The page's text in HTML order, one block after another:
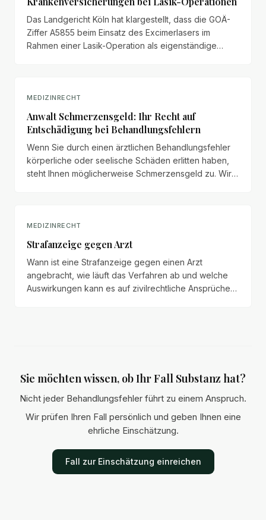
Das Landgericht Köln hat klargestellt, dass die GOÄ-
Ziffer A5855 beim Einsatz des Excimerlasers im
Rahmen einer Lasik-Operation als eigenständige
MEDIZINRECHT
Anwalt Schmerzensgeld: Ihr Recht auf
Entschädigung bei Behandlungsfehlern
Wenn Sie durch einen ärztlichen Behandlungsfehler
körperliche oder seelische Schäden erlitten haben,
steht Ihnen möglicherweise Schmerzensgeld zu. Wir
MEDIZINRECHT
Strafanzeige gegen Arzt
Wann ist eine Strafanzeige gegen einen Arzt
angebracht, wie läuft das Verfahren ab und welche
Auswirkungen kann es auf zivilrechtliche Ansprüche
Sie möchten wissen, ob Ihr Fall Substanz hat?
Nicht jeder Behandlungsfehler führt zu einem Anspruch.
Wir prüfen Ihren Fall persönlich und geben Ihnen eine
ehrliche Einschätzung.
Fall zur Einschätzung einreichen